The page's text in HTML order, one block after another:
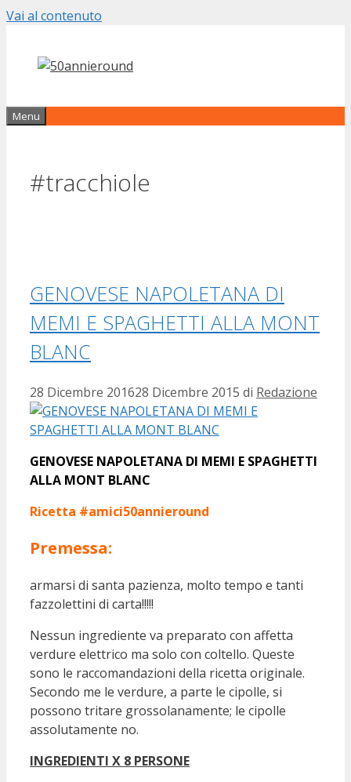
Vai al contenuto
Menu
#tracchiole
GENOVESE NAPOLETANA DI
MEMI E SPAGHETTI ALLA MONT
BLANC
28 Dicembre 201628 Dicembre 2015 di Redazione
GENOVESE NAPOLETANA DI MEMI E SPAGHETTI
ALLA MONT BLANC
Ricetta #amici50annieround
Premessa:
armarsi di santa pazienza, molto tempo e tanti
fazzolettini di carta!!!!!
Nessun ingrediente va preparato con affetta
verdure elettrico ma solo con coltello. Queste
sono le raccomandazioni della ricetta originale.
Secondo me le verdure, a parte le cipolle, si
possono tritare grossolanamente; le cipolle
assolutamente no.
INGREDIENTI X 8 PERSONE